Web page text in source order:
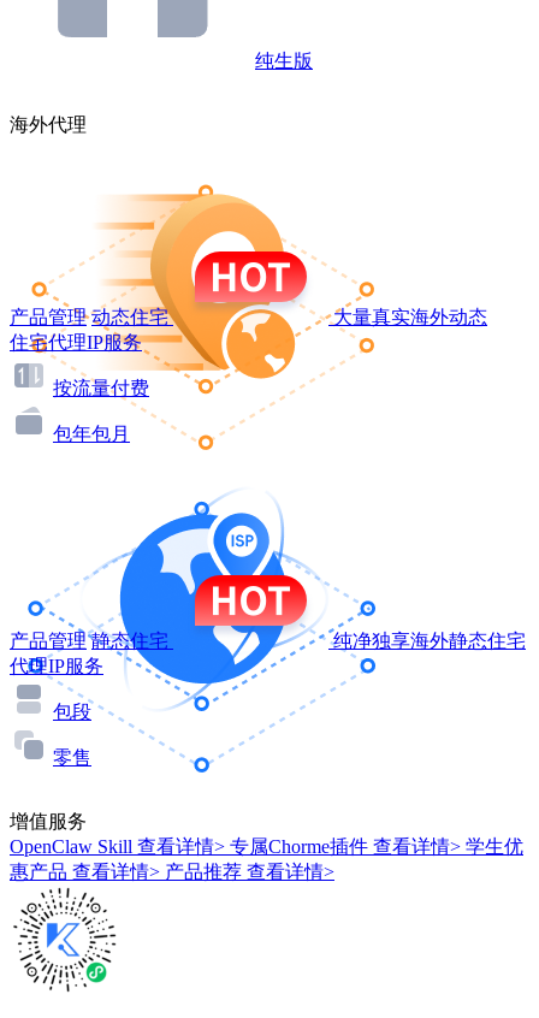
纯生版
海外代理
产品管理 动态住宅
大量真实海外动态
住宅代理IP服务
按流量付费
包年包月
产品管理 静态住宅
纯净独享海外静态住宅
代理IP服务
包段
零售
增值服务
OpenClaw Skill 查看详情> 专属Chorme插件 查看详情> 学生优
惠产品 查看详情> 产品推荐 查看详情>